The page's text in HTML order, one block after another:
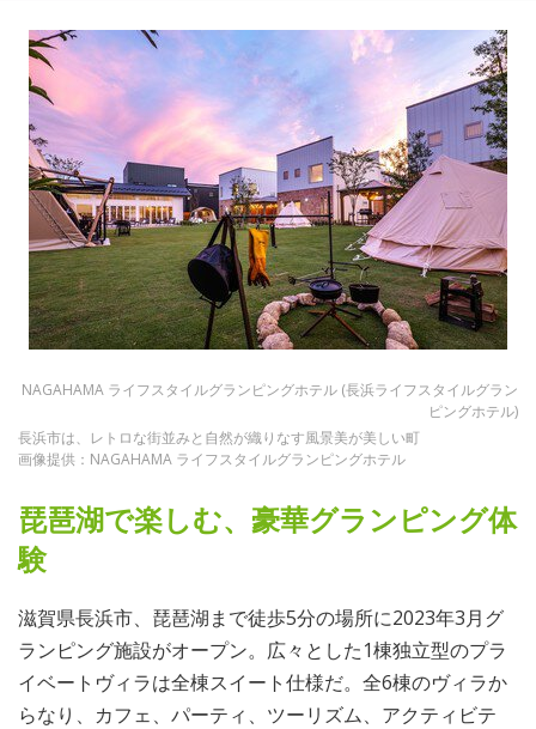
NAGAHAMA ライフスタイルグランピングホテル (長浜ライフスタイルグラン
ピングホテル)
長浜市は、レトロな街並みと自然が織りなす風景美が美しい町
画像提供：NAGAHAMA ライフスタイルグランピングホテル
琵琶湖で楽しむ、豪華グランピング体
験
滋賀県長浜市、琵琶湖まで徒歩5分の場所に2023年3月グ
ランピング施設がオープン。広々とした1棟独立型のプラ
イベートヴィラは全棟スイート仕様だ。全6棟のヴィラか
らなり、カフェ、パーティ、ツーリズム、アクティビテ